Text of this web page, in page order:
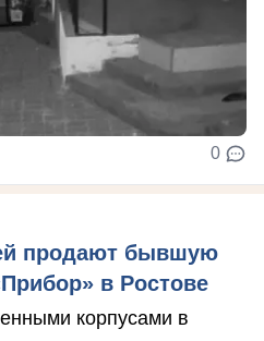
0
продают бывшую
в Ростове
корпусами в